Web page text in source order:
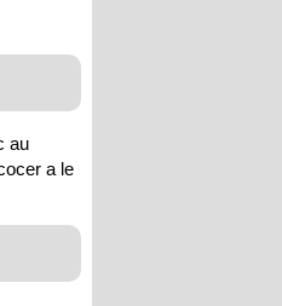
au
a le